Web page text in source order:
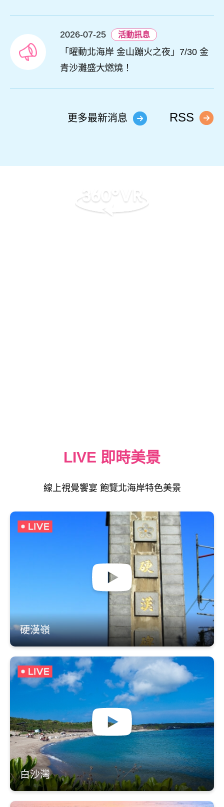
2026-07-25 活動訊息
「曜動北海岸 金山蹦火之夜」7/30 金
青沙灘盛大燃燒！
更多最新消息 RSS
LIVE 即時美景
線上視覺饗宴 飽覽北海岸特色美景
硬漢嶺
白沙灣